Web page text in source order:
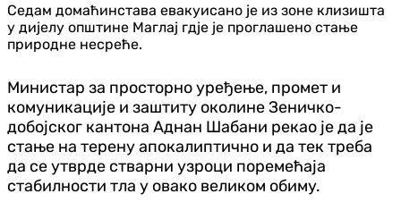
Седам домаћинстава евакуисано је из зоне клизишта
у дијелу општине Маглај гдје је проглашено стање
природне несреће.
Министар за просторно уређење, промет и
комуникације и заштиту околине Зеничко-
добојског кантона Аднан Шабани рекао је да је
стање на терену апокалиптично и да тек треба
да се утврде стварни узроци поремећаја
стабилности тла у овако великом обиму.